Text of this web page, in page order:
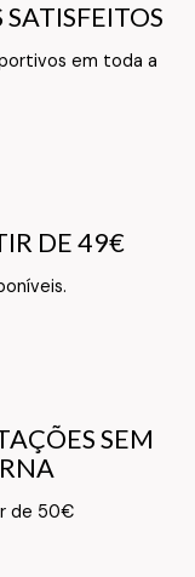
em toda a
DE 49€
DE 49€
SEM
de 50€
SEM